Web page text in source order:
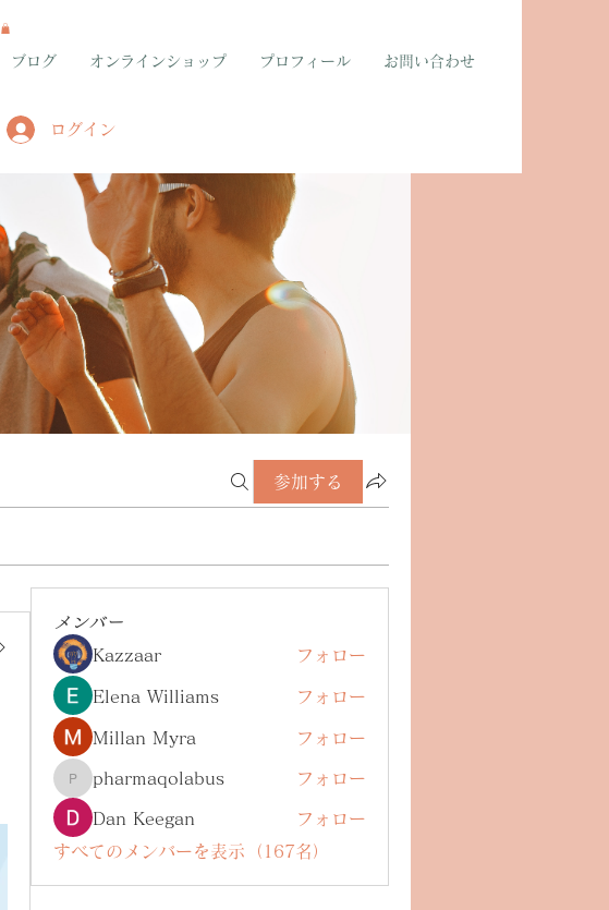
ブログ オンラインショップ プロフィール お問い合わせ
ログイン
参加する
メンバー
Kazzaar
フォロー
Elena Williams フォロー
Millan Myra フォロー
pharmaqolabus
pharmaqolabus フォロー
Dan Keegan
フォロー
すべてのメンバーを表示（167名）